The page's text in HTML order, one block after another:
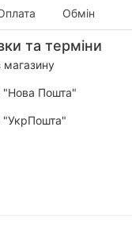
Обмін
та терміни
Пошта"